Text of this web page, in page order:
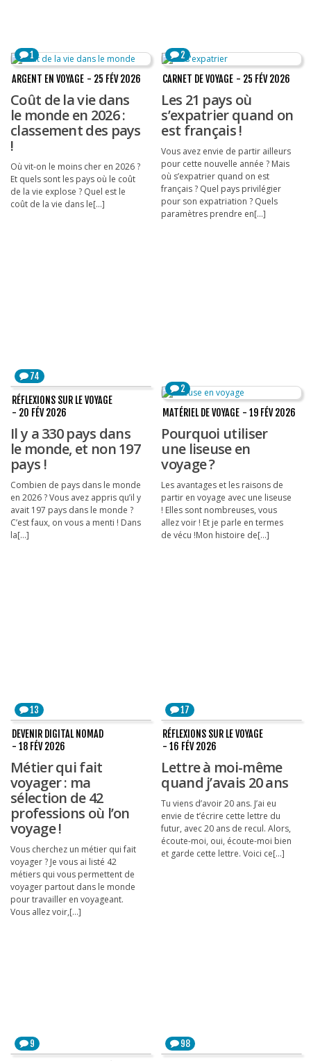
1
ARGENT EN VOYAGE - 25 FÉV 2026
Coût de la vie dans
le monde en 2026 :
classement des pays
!
Où vit-on le moins cher en 2026 ?
Et quels sont les pays où le coût
de la vie explose ? Quel est le
coût de la vie dans le[...]
2
CARNET DE VOYAGE - 25 FÉV 2026
Les 21 pays où
s’expatrier quand on
est français !
Vous avez envie de partir ailleurs
pour cette nouvelle année ? Mais
où s’expatrier quand on est
français ? Quel pays privilégier
pour son expatriation ? Quels
paramètres prendre en[...]
74
RÉFLEXIONS SUR LE VOYAGE
- 20 FÉV 2026
Il y a 330 pays dans
le monde, et non 197
pays !
Combien de pays dans le monde
en 2026 ? Vous avez appris qu’il y
avait 197 pays dans le monde ?
C’est faux, on vous a menti ! Dans
la[...]
2
MATÉRIEL DE VOYAGE - 19 FÉV 2026
Pourquoi utiliser
une liseuse en
voyage ?
Les avantages et les raisons de
partir en voyage avec une liseuse
! Elles sont nombreuses, vous
allez voir ! Et je parle en termes
de vécu !Mon histoire de[...]
13
DEVENIR DIGITAL NOMAD
- 18 FÉV 2026
Métier qui fait
voyager : ma
sélection de 42
professions où l’on
voyage !
Vous cherchez un métier qui fait
voyager ? Je vous ai listé 42
métiers qui vous permettent de
voyager partout dans le monde
pour travailler en voyageant.
Vous allez voir,[...]
17
RÉFLEXIONS SUR LE VOYAGE
- 16 FÉV 2026
Lettre à moi-même
quand j’avais 20 ans
Tu viens d’avoir 20 ans. J’ai eu
envie de t’écrire cette lettre du
futur, avec 20 ans de recul. Alors,
écoute-moi, oui, écoute-moi bien
et garde cette lettre. Voici ce[...]
9 98